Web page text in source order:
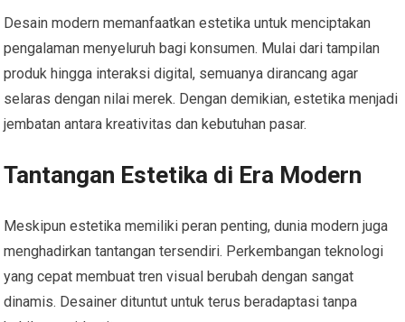
Desain modern memanfaatkan estetika untuk menciptakan
pengalaman menyeluruh bagi konsumen. Mulai dari tampilan
produk hingga interaksi digital, semuanya dirancang agar
selaras dengan nilai merek. Dengan demikian, estetika menjadi
jembatan antara kreativitas dan kebutuhan pasar.
Tantangan Estetika di Era Modern
Meskipun estetika memiliki peran penting, dunia modern juga
menghadirkan tantangan tersendiri. Perkembangan teknologi
yang cepat membuat tren visual berubah dengan sangat
dinamis. Desainer dituntut untuk terus beradaptasi tanpa